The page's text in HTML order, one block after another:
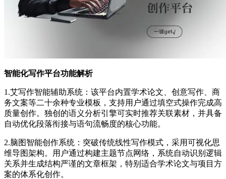
智能化写作平台功能解析
1.艾写作智能辅助系统：该平台内置学术论文、创意写作、商
务文案等二十余种专业模板，支持用户通过填空式操作完成高
质量创作。独创的语义分析引擎可实时推荐关联素材，并具备
自动优化段落衔接与语句流畅度的核心功能。
2.脑图智能创作系统：突破传统线性写作模式，采用可视化思
维导图架构。用户通过构建主题节点网络，系统自动识别逻辑
关系并生成结构严谨的文章框架，特别适合学术论文与项目方
案的体系化创作。